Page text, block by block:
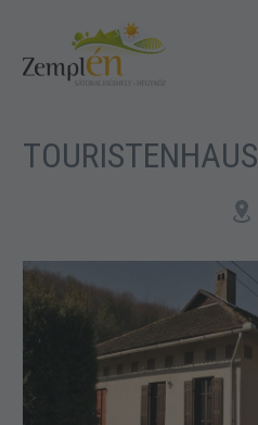
TOURISTENHAUS

